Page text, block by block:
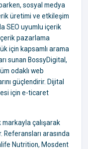
sosyal medya
üretimi ve etkileşim
SEO uyumlu içerik
pazarlama
için kapsamlı arama
sunan BossyDigital,
odaklı web
güçlendirir. Dijital
için e-ticaret
çalışarak
arasında
Nutrition, Mosdent